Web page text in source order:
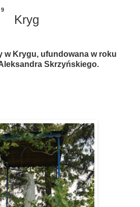
Kryg
w Krygu, ufundowana w roku
Skrzyńskiego.